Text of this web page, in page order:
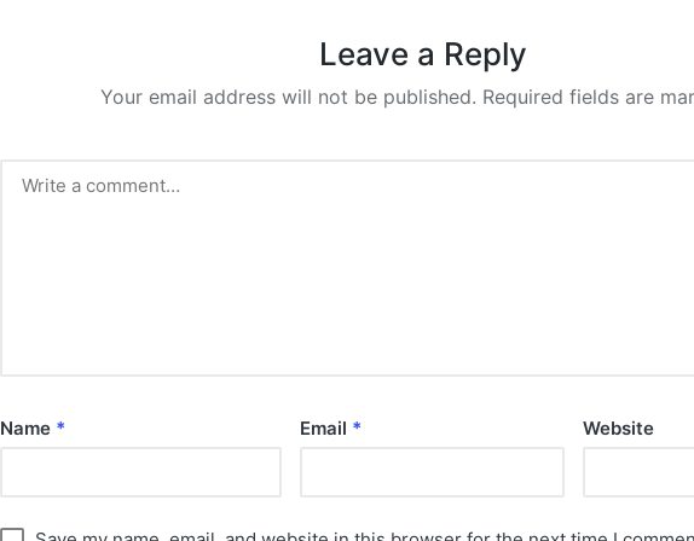
Leave a Reply
Your email address will not be published. Required fields are
Name * Email * Website